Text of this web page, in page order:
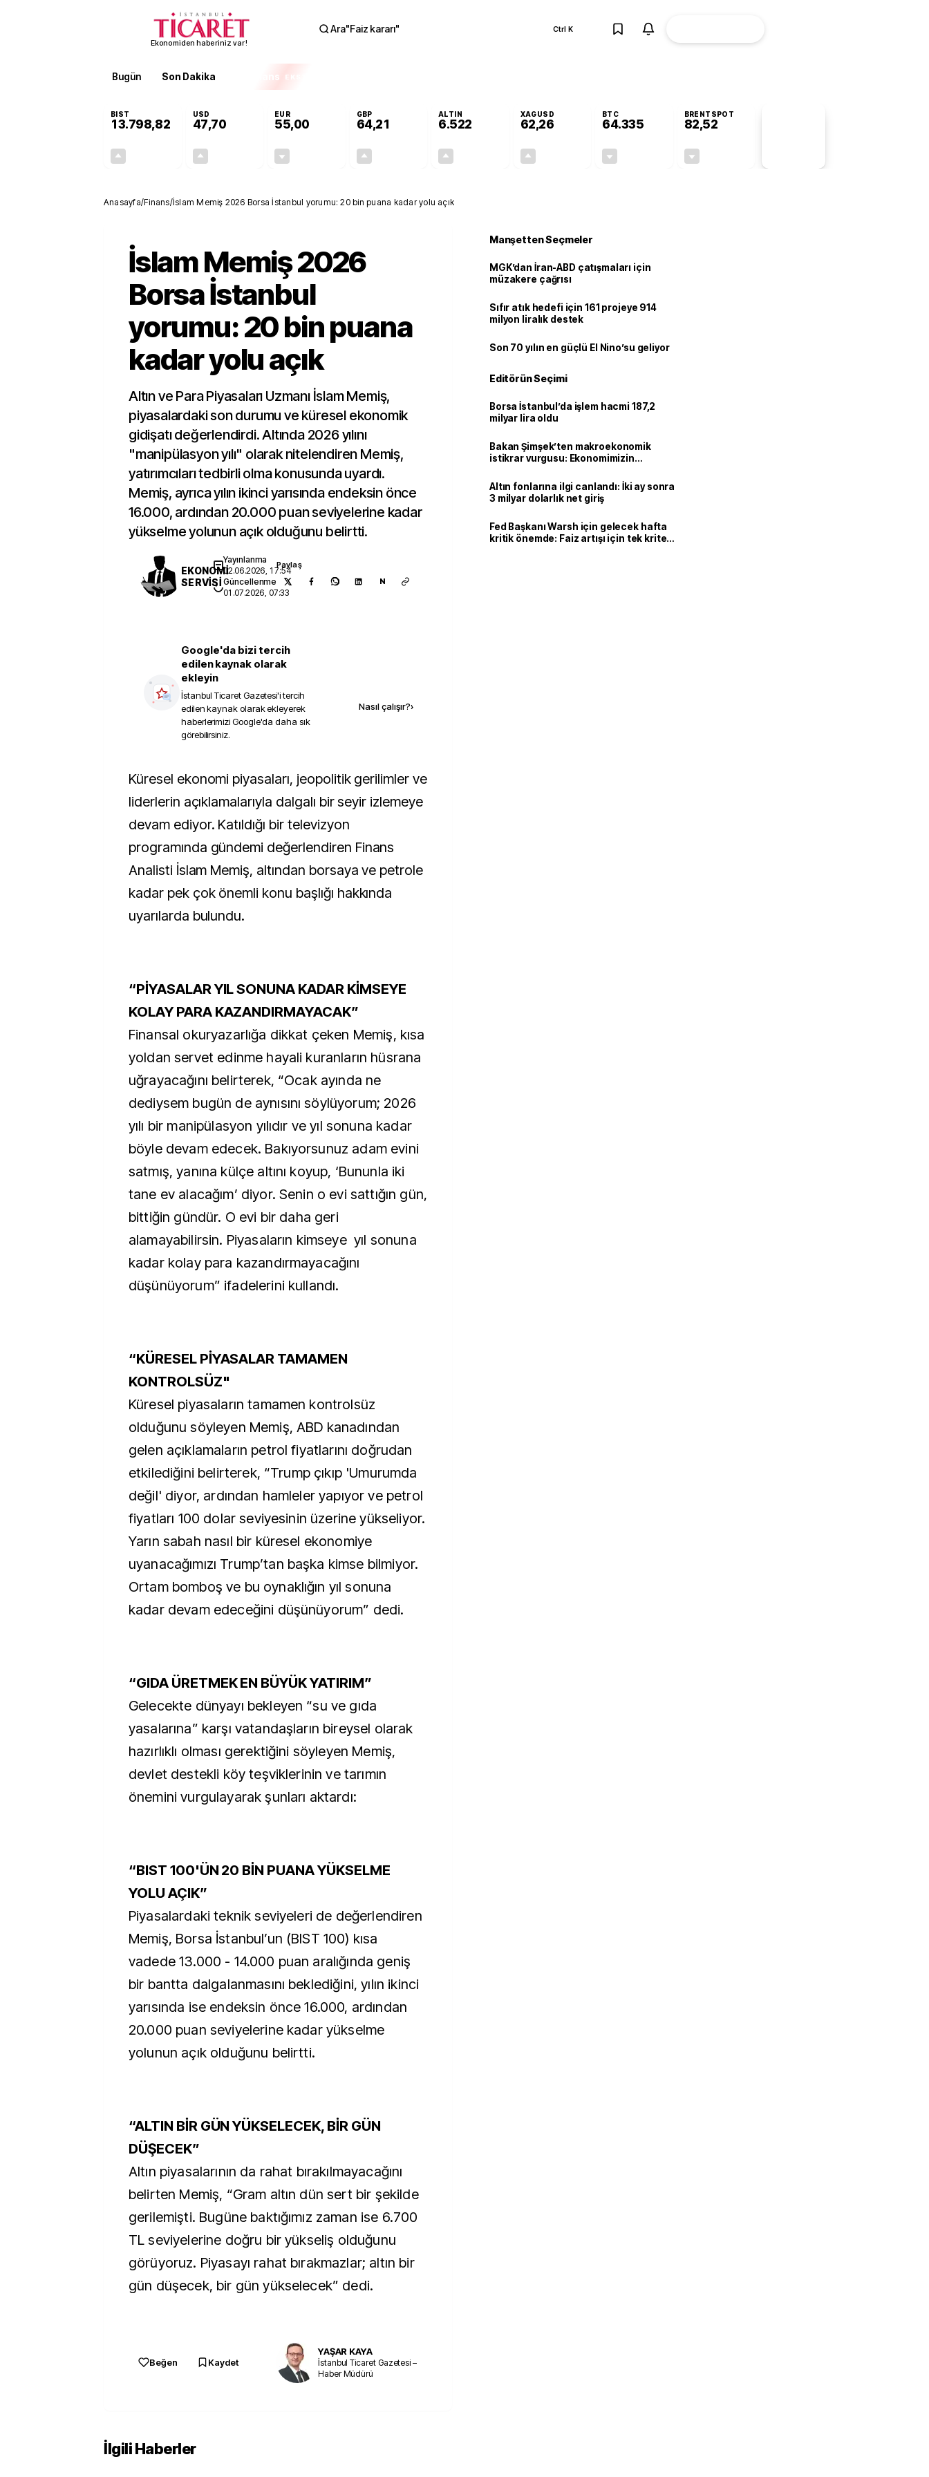
Ekonomiden haberiniz var!
Ara"Faiz kararı" Ctrl K
Bugün Son Dakika Finans EKSTRA
BIST
13.798,82
USD
47,70
EUR
55,00
GBP
64,21
ALTIN
6.522
XAGUSD
62,26
BTC
64.335
BRENTSPOT
82,52
Anasayfa/Finans/İslam Memiş 2026 Borsa İstanbul yorumu: 20 bin puana kadar yolu açık
İslam Memiş 2026
Borsa İstanbul
yorumu: 20 bin puana
kadar yolu açık
Altın ve Para Piyasaları Uzmanı İslam Memiş,
piyasalardaki son durumu ve küresel ekonomik
gidişatı değerlendirdi. Altında 2026 yılını
"manipülasyon yılı" olarak nitelendiren Memiş,
yatırımcıları tedbirli olma konusunda uyardı.
Memiş, ayrıca yılın ikinci yarısında endeksin önce
16.000, ardından 20.000 puan seviyelerine kadar
yükselme yolunun açık olduğunu belirtti.
EKONOMİ
SERVİSİ
Yayınlanma
02.06.2026, 17:54
Güncellenme
01.07.2026, 07:33
Paylaş
N
Google'da bizi tercih
edilen kaynak olarak
ekleyin
İstanbul Ticaret Gazetesi'i tercih
edilen kaynak olarak ekleyerek
haberlerimizi Google'da daha sık
görebilirsiniz.
Nasıl çalışır?›
Küresel ekonomi piyasaları, jeopolitik gerilimler ve
liderlerin açıklamalarıyla dalgalı bir seyir izlemeye
devam ediyor. Katıldığı bir televizyon
programında gündemi değerlendiren Finans
Analisti İslam Memiş, altından borsaya ve petrole
kadar pek çok önemli konu başlığı hakkında
uyarılarda bulundu.
“PİYASALAR YIL SONUNA KADAR KİMSEYE
KOLAY PARA KAZANDIRMAYACAK”
Finansal okuryazarlığa dikkat çeken Memiş, kısa
yoldan servet edinme hayali kuranların hüsrana
uğrayacağını belirterek, “Ocak ayında ne
dediysem bugün de aynısını söylüyorum; 2026
yılı bir manipülasyon yılıdır ve yıl sonuna kadar
böyle devam edecek. Bakıyorsunuz adam evini
satmış, yanına külçe altını koyup, ‘Bununla iki
tane ev alacağım’ diyor. Senin o evi sattığın gün,
bittiğin gündür. O evi bir daha geri
alamayabilirsin. Piyasaların kimseye yıl sonuna
kadar kolay para kazandırmayacağını
düşünüyorum” ifadelerini kullandı.
“KÜRESEL PİYASALAR TAMAMEN
KONTROLSÜZ"
Küresel piyasaların tamamen kontrolsüz
olduğunu söyleyen Memiş, ABD kanadından
gelen açıklamaların petrol fiyatlarını doğrudan
etkilediğini belirterek, “Trump çıkıp 'Umurumda
değil' diyor, ardından hamleler yapıyor ve petrol
fiyatları 100 dolar seviyesinin üzerine yükseliyor.
Yarın sabah nasıl bir küresel ekonomiye
uyanacağımızı Trump’tan başka kimse bilmiyor.
Ortam bomboş ve bu oynaklığın yıl sonuna
kadar devam edeceğini düşünüyorum” dedi.
“GIDA ÜRETMEK EN BÜYÜK YATIRIM”
Gelecekte dünyayı bekleyen “su ve gıda
yasalarına” karşı vatandaşların bireysel olarak
hazırlıklı olması gerektiğini söyleyen Memiş,
devlet destekli köy teşviklerinin ve tarımın
önemini vurgulayarak şunları aktardı:
“BIST 100'ÜN 20 BİN PUANA YÜKSELME
YOLU AÇIK”
Piyasalardaki teknik seviyeleri de değerlendiren
Memiş, Borsa İstanbul’un (BIST 100) kısa
vadede 13.000 - 14.000 puan aralığında geniş
bir bantta dalgalanmasını beklediğini, yılın ikinci
yarısında ise endeksin önce 16.000, ardından
20.000 puan seviyelerine kadar yükselme
yolunun açık olduğunu belirtti.
“ALTIN BİR GÜN YÜKSELECEK, BİR GÜN
DÜŞECEK”
Altın piyasalarının da rahat bırakılmayacağını
belirten Memiş, “Gram altın dün sert bir şekilde
gerilemişti. Bugüne baktığımız zaman ise 6.700
TL seviyelerine doğru bir yükseliş olduğunu
görüyoruz. Piyasayı rahat bırakmazlar; altın bir
gün düşecek, bir gün yükselecek” dedi.
Beğen Kaydet
YAŞAR KAYA
İstanbul Ticaret Gazetesi –
Haber Müdürü
Manşetten Seçmeler
MGK’dan İran-ABD çatışmaları için
müzakere çağrısı
Sıfır atık hedefi için 161 projeye 914
milyon liralık destek
Son 70 yılın en güçlü El Nino’su geliyor
Editörün Seçimi
Borsa İstanbul’da işlem hacmi 187,2
milyar lira oldu
Bakan Şimşek’ten makroekonomik
istikrar vurgusu: Ekonomimizin
Altın fonlarına ilgi canlandı: İki ay sonra
3 milyar dolarlık net giriş
Fed Başkanı Warsh için gelecek hafta
kritik önemde: Faiz artışı için tek kriter
İlgili Haberler